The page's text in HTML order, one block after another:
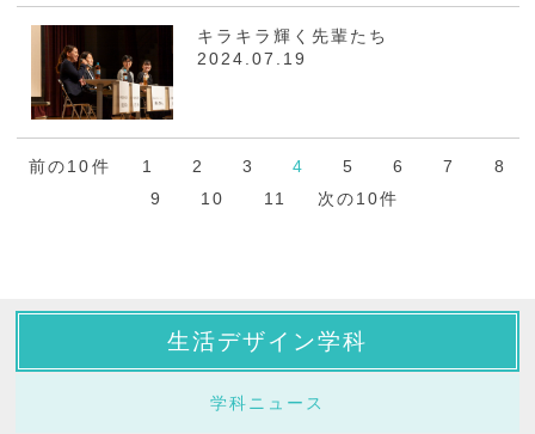
キラキラ輝く先輩たち
2024.07.19
前の10件 1 2 3 4 5 6 7
8
9
10 11 次の10件
生活デザイン学科
学科ニュース